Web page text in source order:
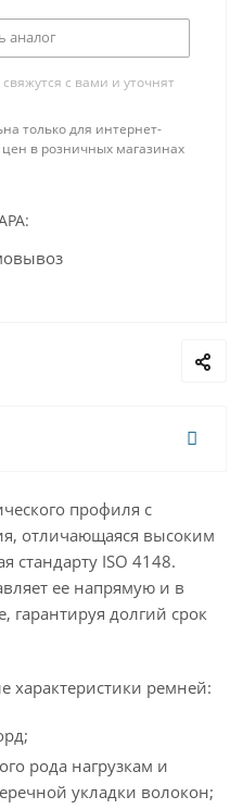
аналог
с вами и уточнят
только для интернет-
в розничных магазинах
профиля с
отличающаяся высоким
стандарту ISO 4148.
ее напрямую и в
гарантируя долгий срок
характеристики ремней:
рода нагрузкам и
укладки волокон;